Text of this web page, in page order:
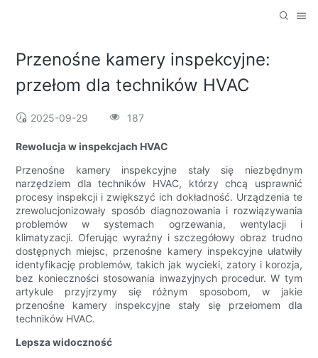
Przenośne kamery inspekcyjne:
przełom dla techników HVAC
2025-09-29 187
Rewolucja w inspekcjach HVAC
Przenośne kamery inspekcyjne stały się niezbędnym
narzędziem dla techników HVAC, którzy chcą usprawnić
procesy inspekcji i zwiększyć ich dokładność. Urządzenia te
zrewolucjonizowały sposób diagnozowania i rozwiązywania
problemów w systemach ogrzewania, wentylacji i
klimatyzacji. Oferując wyraźny i szczegółowy obraz trudno
dostępnych miejsc, przenośne kamery inspekcyjne ułatwiły
identyfikację problemów, takich jak wycieki, zatory i korozja,
bez konieczności stosowania inwazyjnych procedur. W tym
artykule przyjrzymy się różnym sposobom, w jakie
przenośne kamery inspekcyjne stały się przełomem dla
techników HVAC.
Lepsza widoczność